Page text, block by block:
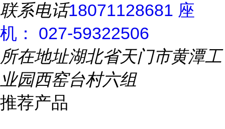
联系电话18071128681 座
机： 027-59322506
所在地址湖北省天门市黄潭工
业园西窑台村六组
推荐产品